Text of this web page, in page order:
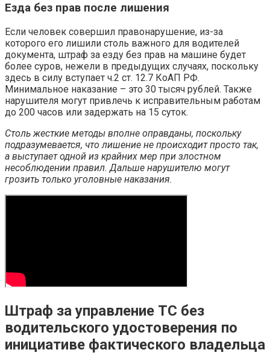
Езда без прав после лишения
Если человек совершил правонарушение, из-за
которого его лишили столь важного для водителей
документа, штраф за езду без прав на машине будет
более суров, нежели в предыдущих случаях, поскольку
здесь в силу вступает ч.2 ст. 12.7 КоАП РФ.
Минимальное наказание – это 30 тысяч рублей. Также
нарушителя могут привлечь к исправительным работам
до 200 часов или задержать на 15 суток.
Столь жесткие методы вполне оправданы, поскольку
подразумевается, что лишение не происходит просто так,
а выступает одной из крайних мер при злостном
несоблюдении правил. Дальше нарушителю могут
грозить только уголовные наказания.
Штраф за управление ТС без
водительского удостоверения по
инициативе фактического владельца